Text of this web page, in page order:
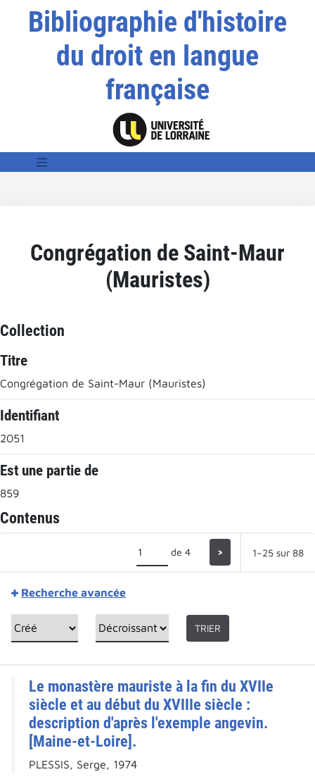
Bibliographie d'histoire
du droit en langue
française
Congrégation de Saint-Maur
(Mauristes)
Collection
Titre
Congrégation de Saint-Maur (Mauristes)
Identifiant
2051
Est une partie de
859
Contenus
de 4 > 1–25 sur 88
Recherche avancée
TRIER
Le monastère mauriste à la fin du XVIIe
siècle et au début du XVIIIe siècle :
description d'après l'exemple angevin.
[Maine-et-Loire].
PLESSIS, Serge, 1974